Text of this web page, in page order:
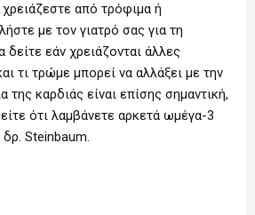
από τρόφιμα ή
με τον γιατρό σας για τη
δείτε εάν χρειάζονται άλλες
τι τρώμε μπορεί να αλλάξει με την
της καρδιάς είναι επίσης σημαντική,
ότι λαμβάνετε αρκετά ωμέγα-3
δρ. Steinbaum.